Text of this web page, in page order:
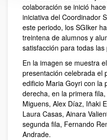
colaboración se inició
iniciativa del Coordinador
este periodo, los SGIker
treintena de alumnos y
satisfacción para todas
En la imagen se muestra
presentación celebrada el
edificio Maria Goyri con la
derecha, en la primera
Miguens, Alex Díaz, Iñaki
Laura Casas, Ainara
segunda fila, Fernando
Andrade.